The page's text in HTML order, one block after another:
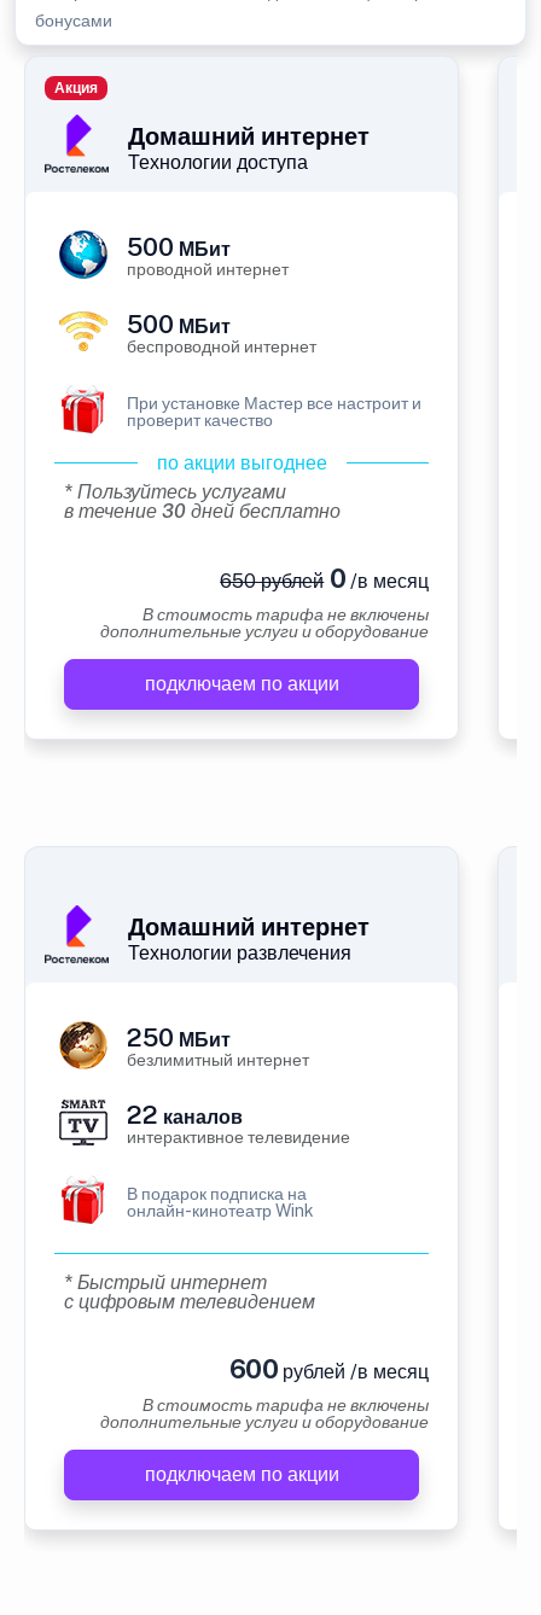
бонусами
Домашний интернет
Технологии доступа
Акция
500 МБит
проводной интернет
500 МБит
беспроводной интернет
При установке Мастер все настроит и
проверит качество
по акции выгоднее
* Пользуйтесь услугами
в течение 30 дней бесплатно
650 рублей0 /в месяц
В стоимость тарифа не включены
дополнительные услуги и оборудование
подключаем по акции
Домашний интернет
Технологии развлечения
250 МБит
безлимитный интернет
22 каналов
интерактивное телевидение
В подарок подписка на
онлайн-кинотеатр Wink
* Быстрый интернет
с цифровым телевидением
600 рублей /в месяц
В стоимость тарифа не включены
дополнительные услуги и оборудование
подключаем по акции